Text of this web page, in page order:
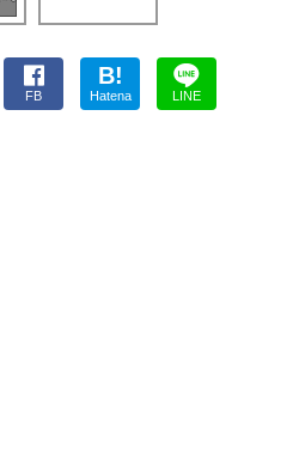
FB
B!
Hatena LINE